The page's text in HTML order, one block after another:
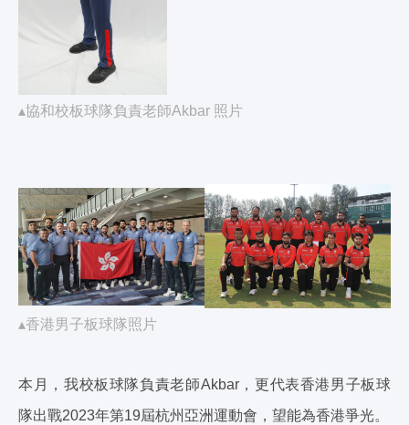
▴協和校板球隊負責老師Akbar 照片
▴香港男子板球隊照片
本月，我校板球隊負責老師Akbar，更代表香港男子板球
隊出戰2023年第19屆杭州亞洲運動會，望能為香港爭光。